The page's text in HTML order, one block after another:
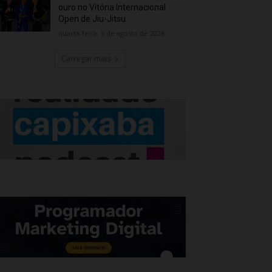
ouro no Vitória Internacional
Open de Jiu-Jitsu